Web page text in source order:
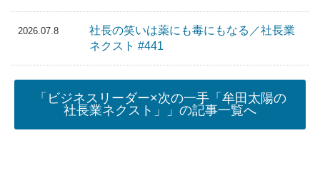
2026.07.8
社長の笑いは薬にも毒にもなる／社長業
ネクスト #441
「ビジネスリーダー×次の一手「牟田太陽の
社長業ネクスト」」の記事一覧へ